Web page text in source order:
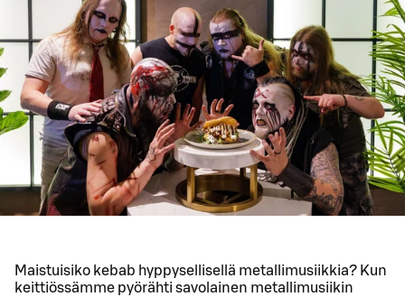
Maistuisiko kebab hyppysellisellä metallimusiikkia? Kun
keittiössämme pyörähti savolainen metallimusiikin